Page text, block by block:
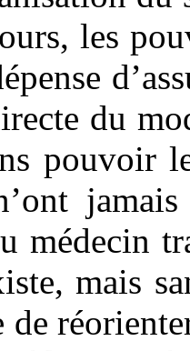
les
du
pouvoir
médecin
mais
de